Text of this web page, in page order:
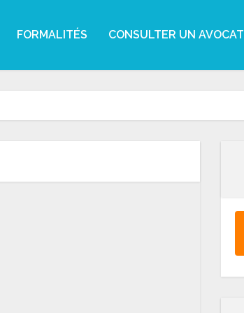
FORMALITÉS CONSULTER UN AVOCAT